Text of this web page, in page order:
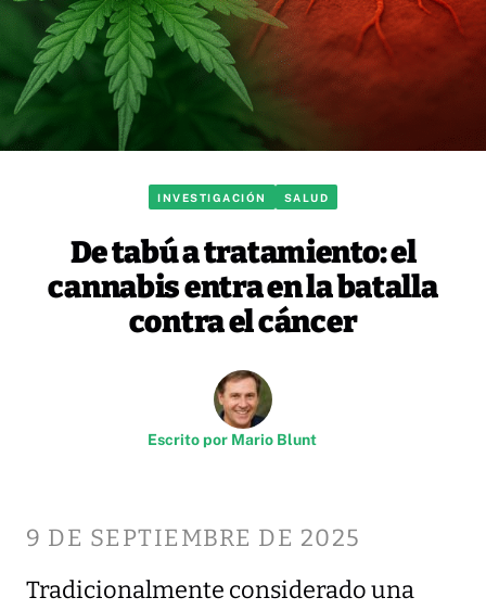
INVESTIGACIÓN SALUD
De tabú a tratamiento: el
cannabis entra en la batalla
contra el cáncer
Escrito por Mario Blunt
9 DE SEPTIEMBRE DE 2025
Tradicionalmente considerado una